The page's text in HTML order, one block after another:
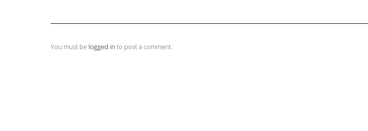
You must be logged in to post a comment.